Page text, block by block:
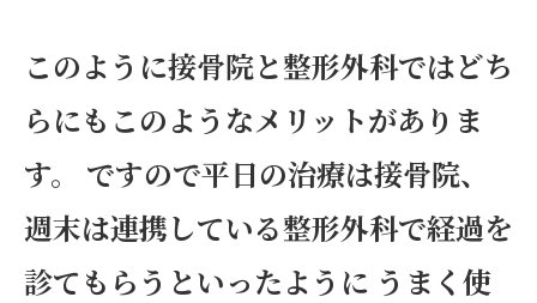
このように接骨院と整形外科ではどち
らにもこのようなメリットがありま
す。 ですので平日の治療は接骨院、
週末は連携している整形外科で経過を
診てもらうといったように うまく使